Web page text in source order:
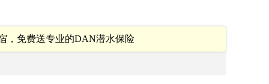
，免费送专业的DAN潜水保险